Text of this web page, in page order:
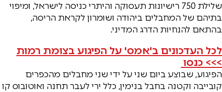
שלילת 750 רישיונות תעסוקה והיתרי כניסה לישראל, ומיפוי
בתיהם של המחבלים ביהודה ושומרון לקראת הריסה,
בהתאם להנחיות הדרג המדיני.
לכל העדכונים ב'אמס' על הפיגוע בצומת רמות
>>> כנסו
הפיגוע, שבוצע ביום שני על ידי שני מחבלים מהכפרים
קובייבה וקטנה בחבל בנימין, כלל ירי לעבר תחנה ואוטובוס קו